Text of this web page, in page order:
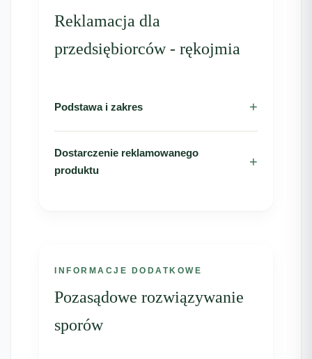
Reklamacja dla
przedsiębiorców - rękojmia
Podstawa i zakres
Dostarczenie reklamowanego
produktu
INFORMACJE DODATKOWE
Pozasądowe rozwiązywanie
sporów